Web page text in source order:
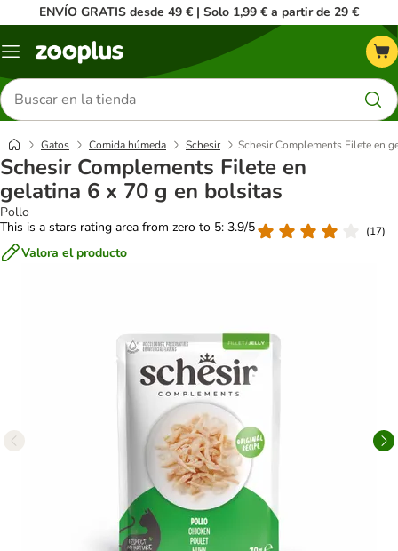
ENVÍO GRATIS desde 49 € | Solo 1,99 € a partir de 29 €
Menú
Buscar
productos
Gatos Comida húmeda Schesir Schesir Complements Filete en
Schesir Complements Filete en
gelatina 6 x 70 g en bolsitas
Pollo
This is a stars rating area from zero to 5: 3.9/5
(17)
Valora el producto